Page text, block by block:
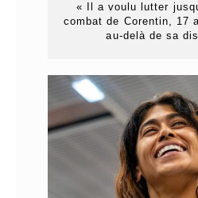
« Il a voulu lutter
combat de Corentin, 17
au-delà de sa